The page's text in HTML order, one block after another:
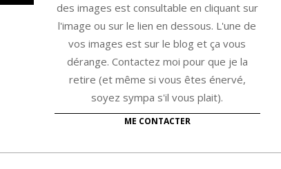
des images est consultable en cliquant sur
l'image ou sur le lien en dessous. L'une de
vos images est sur le blog et ça vous
dérange. Contactez moi pour que je la
retire (et même si vous êtes énervé,
soyez sympa s'il vous plait).
ME CONTACTER